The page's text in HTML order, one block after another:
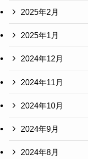
2025年2月
2025年1月
2024年12月
2024年11月
2024年10月
2024年9月
2024年8月